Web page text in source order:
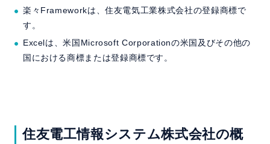
楽々Frameworkは、住友電気工業株式会社の登録商標で
す。
Excelは、米国Microsoft Corporationの米国及びその他の
国における商標または登録商標です。
住友電工情報システム株式会社の概